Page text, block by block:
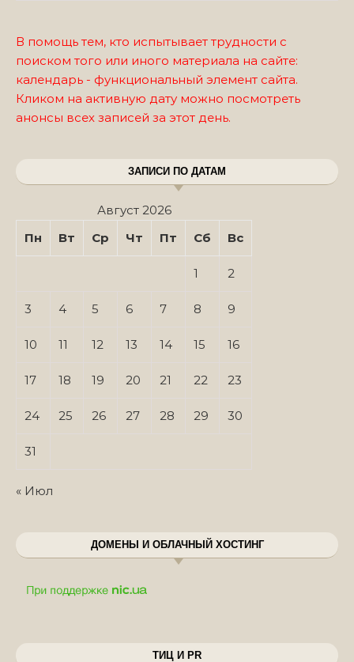
В помощь тем, кто испытывает трудности с
поиском того или иного материала на сайте:
календарь - функциональный элемент сайта.
Кликом на активную дату можно посмотреть
анонсы всех записей за этот день.
ЗАПИСИ ПО ДАТАМ
Август 2026
Пн
Вт Ср Чт Пт Сб Вс
1 2
3 4 5 6 7 8 9
10 11 12 13 14 15 16
17 18 19 20 21 22 23
24 25 26 27 28 29 30
31
« Июл
ДОМЕНЫ И ОБЛАЧНЫЙ ХОСТИНГ
ТИЦ И PR